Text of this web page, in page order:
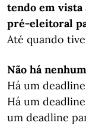
tendo em vista
pré-eleitoral
Até quando
Não há nenhum
Há um
Há um
um deadline